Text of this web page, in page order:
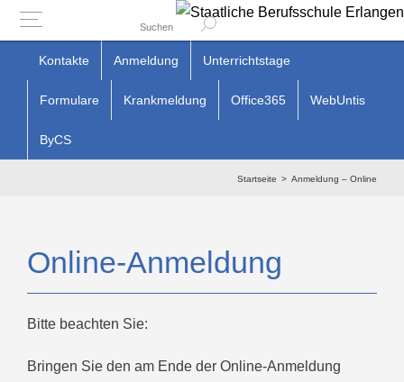
springen
Kontakte Anmeldung Unterrichtstage
Formulare Krankmeldung Office365 WebUntis
ByCS
Startseite Anmeldung – Online
Online-Anmeldung
Bitte beachten Sie:
Bringen Sie den am Ende der Online-Anmeldung
Suchen